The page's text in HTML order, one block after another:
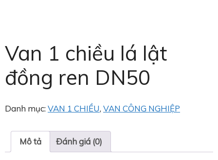
Van 1 chiều lá lật
đồng ren DN50
Danh mục:VAN 1 CHIỀU, VAN CÔNG NGHIỆP
Mô tả Đánh giá (0)